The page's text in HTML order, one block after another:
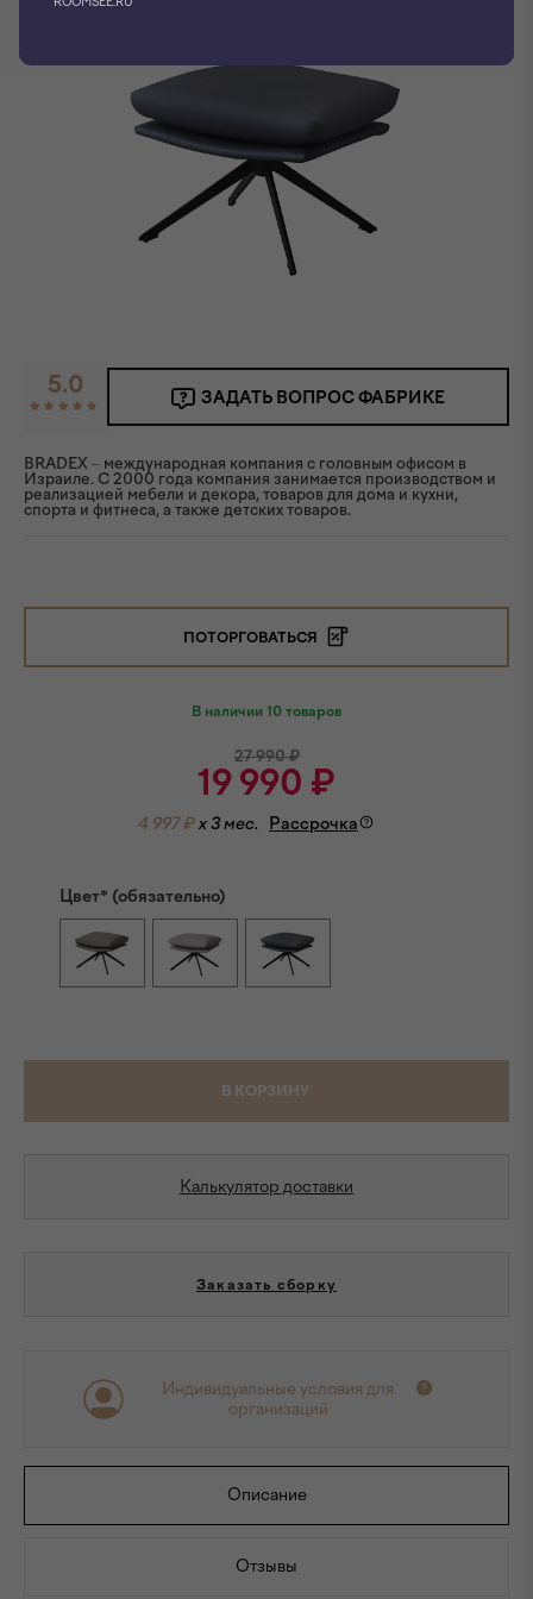
5.0 ЗАДАТЬ ВОПРОС ФАБРИКЕ
BRADEX – международная компания с головным офисом в
Израиле. C 2000 года компания занимается производством и
реализацией мебели и декора, товаров для дома и кухни,
спорта и фитнеса, а также детских товаров.
ПОТОРГОВАТЬСЯ
В наличии 10 товаров
27 990₽
19 990 ₽
4 997 ₽x 3 мес. Рассрочка
Цвет* (обязательно)
В КОРЗИНУ
Калькулятор доставки
Заказать сборку
Индивидуальные условия для
организаций
Описание
Отзывы